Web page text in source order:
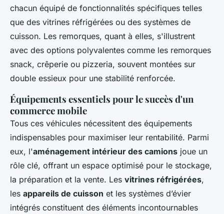
chacun équipé de fonctionnalités spécifiques telles
que des vitrines réfrigérées ou des systèmes de
cuisson. Les remorques, quant à elles, s'illustrent
avec des options polyvalentes comme les remorques
snack, crêperie ou pizzeria, souvent montées sur
double essieux pour une stabilité renforcée.
Équipements essentiels pour le succès d'un
commerce mobile
Tous ces véhicules nécessitent des équipements
indispensables pour maximiser leur rentabilité. Parmi
eux, l'aménagement intérieur des camions joue un
rôle clé, offrant un espace optimisé pour le stockage,
la préparation et la vente. Les vitrines réfrigérées,
les appareils de cuisson et les systèmes d’évier
intégrés constituent des éléments incontournables